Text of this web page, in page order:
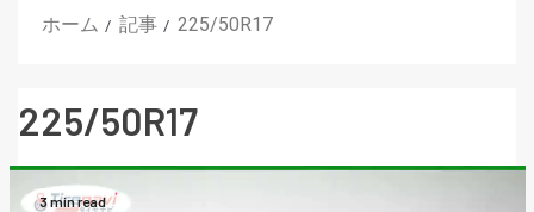
ホーム 記事 225/50R17
225/50R17
3 min read